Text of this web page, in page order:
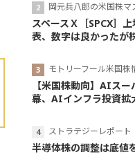
岡元兵八郎の米国株マ
スペースＸ［SPCX］
表、数字は良かったが
モトリーフール米国株
【米国株動向】AIス
幕、AIインフラ投資拡
ストラテジーレポート
半導体株の調整は底値